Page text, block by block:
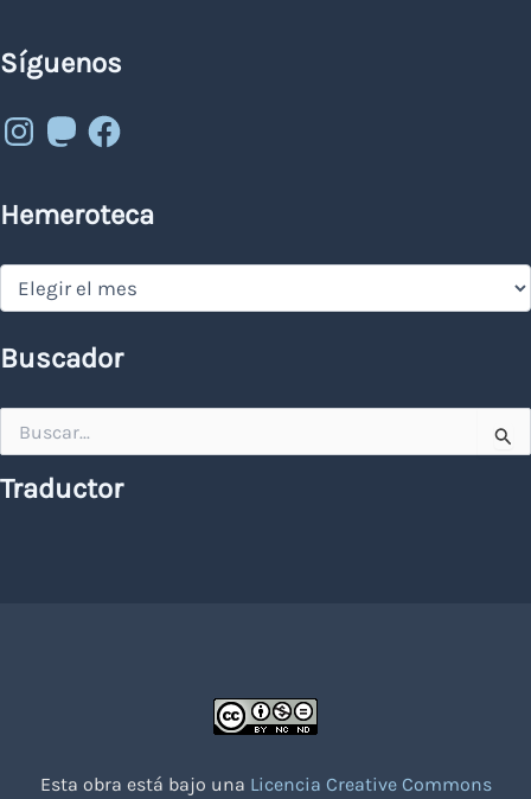
Síguenos
Instagram
MastodonFacebook
Hemeroteca
Hemeroteca
Buscador
por:
Traductor
Esta obra está bajo una Licencia Creative Commons